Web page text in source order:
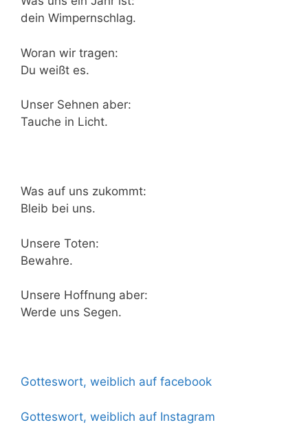
dein Wimpernschlag.
Woran wir tragen:
Du weißt es.
Unser Sehnen aber:
Tauche in Licht.
Was auf uns zukommt:
Bleib bei uns.
Unsere Toten:
Bewahre.
Unsere Hoffnung aber:
Werde uns Segen.
Gotteswort, weiblich auf facebook
Gotteswort, weiblich auf Instagram